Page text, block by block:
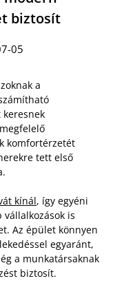
biztosít
05
a
keresnek
komfortérzetét
tett első
kínál, így egyéni
is
Az épület könnyen
egyaránt,
a munkatársaknak
biztosít.